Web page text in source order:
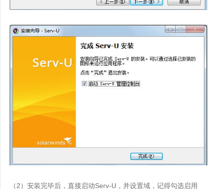
（2）安装完毕后，直接启动Serv-U，并设置域，记得勾选启用